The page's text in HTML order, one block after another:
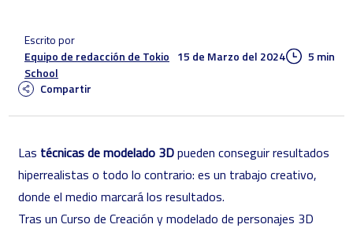
Escrito por
Equipo de redacción de Tokio
School
15 de Marzo del 2024 5 min
Compartir
Las técnicas de modelado 3Dpueden conseguir resultados
hiperrealistas o todo lo contrario: es un trabajo creativo,
donde el medio marcará los resultados.
Tras un Curso de Creación y modelado de personajes 3D